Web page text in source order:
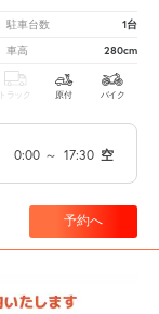
駐車台数 1台
車高 280cm
トラック 原付 バイク
0:00 ～ 17:30 空
予約へ